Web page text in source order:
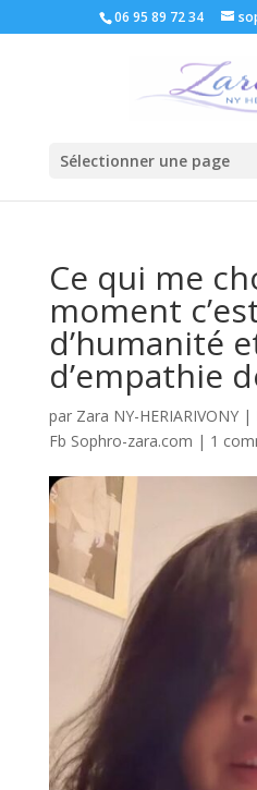
06 95 89 72 34
Sélectionner une page
Ce qui me
moment
d’humanité
d’empathie
par Zara NY-HERIARIVONY|
Fb Sophro-zara.com | 1